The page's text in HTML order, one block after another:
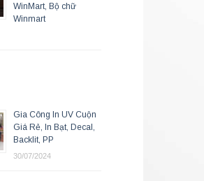
WinMart, Bộ chữ
Winmart
Gia Công In UV Cuộn
Giá Rẻ, In Bạt, Decal,
Backlit, PP
30/07/2024